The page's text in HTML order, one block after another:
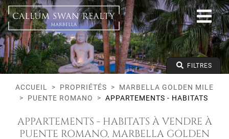
Tous les modes de vie
Marbella Golden Mile
Puente Romano
Appartements - Habitats
Prix à partir de
Prix jusqu'à
Lits minimums FILTRES
ACCUEIL PROPRIÉTÉS
MARBELLA GOLDEN MILE
PUENTE ROMANO
APPARTEMENTS - HABITATS
APPARTEMENTS - HABITATS À VENDRE À
PUENTE ROMANO, MARBELLA GOLDEN